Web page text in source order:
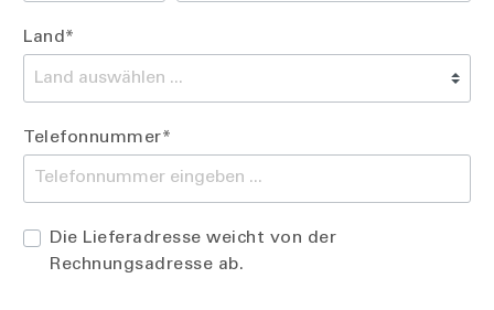
Land*
Telefonnummer*
Die Lieferadresse weicht von der
Rechnungsadresse ab.